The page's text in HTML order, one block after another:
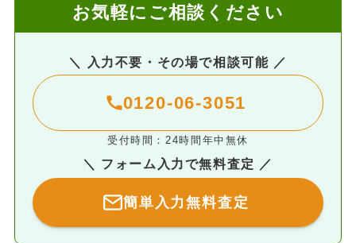
お気軽にご相談ください
＼ 入力不要・その場で相談可能 ／
0120-06-3051
受付時間：24時間年中無休
＼ フォーム入力で無料査定 ／
簡単入力無料査定